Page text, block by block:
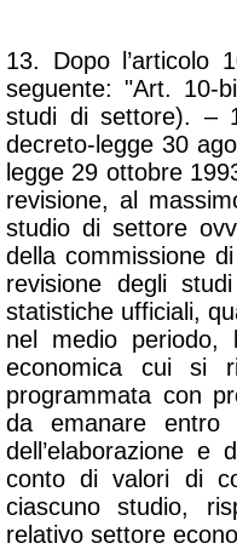
13. Dopo l’articolo
seguente: "Art. 10-
studi di settore). –
decreto-legge 30
legge 29 ottobre
revisione, al
studio di settore
della commissione
revisione degli
statistiche ufficiali,
nel medio periodo,
economica cui si
programmata con
da emanare
dell’elaborazione
conto di valori di
ciascuno studio,
relativo settore